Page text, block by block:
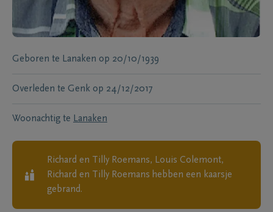
Geboren te Lanaken op 20/10/1939
Overleden te Genk op 24/12/2017
Woonachtig te Lanaken
Richard en Tilly Roemans, Louis Colemont,
Richard en Tilly Roemans hebben een kaarsje
gebrand.